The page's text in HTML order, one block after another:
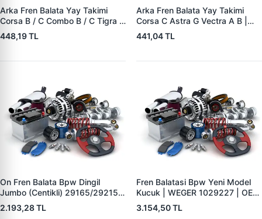
Arka Fren Balata Yay Takimi
Corsa B / C Combo B / C Tigra A
| YTT Y1727 | OEM 1605988
448,19 TL
Arka Fren Balata Yay Takimi
Corsa C Astra G Vectra A B |
YTT Y1726 | OEM 1605985
441,04 TL
On Fren Balata Bpw Dingil
Jumbo (Centikli) 29165/29215 |
WEGER 10041-2 | OEM
0509290050 0980102750
2.193,28 TL
Fren Balatasi Bpw Yeni Model
Kucuk | WEGER 1029227 | OEM
509290120 29227
3.154,50 TL